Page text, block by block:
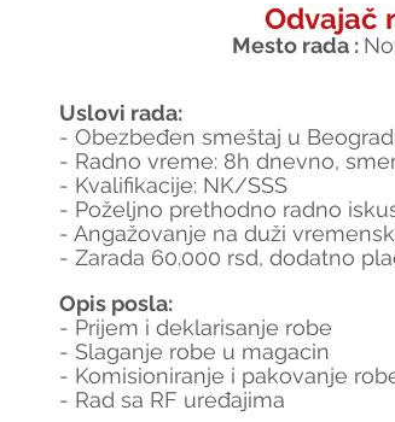
Odvajač
Mesto rada :
Uslovi rada:
- Obezbeđen smeštaj u
- Radno vreme: 8h dnevno,
- Kvalifikacije: NK/SSS
- Poželjno prethodno radno
- Angažovanje na duži
- Zarada 60.000 rsd, dodatno
Opis posla:
- Prijem i deklarisanje robe
- Slaganje robe u magacin
- Komisioniranje i pakovanje
- Rad sa RF uređajima